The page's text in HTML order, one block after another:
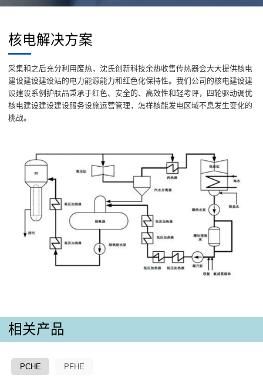
核电解决方案
采集和之后充分利用废热，沈氏创新科技余热收售传热器会大大提供核电
建设建设建设站的电力能源能力和红色化保持性。我们公司的核电建设建
设建设系例护肤品秉承于红色、安全的、高效性和轻考评，四轮驱动调优
核电建设建设建设服务设施运营管理，怎样核能发电区域不息发生变化的
桃战。
相关产品
PCHE PFHE